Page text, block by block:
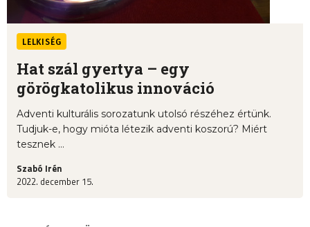
LELKISÉG
Hat szál gyertya – egy
görögkatolikus innováció
Adventi kulturális sorozatunk utolsó részéhez értünk.
Tudjuk-e, hogy mióta létezik adventi koszorú? Miért
tesznek ...
Szabó Irén
2022. december 15.